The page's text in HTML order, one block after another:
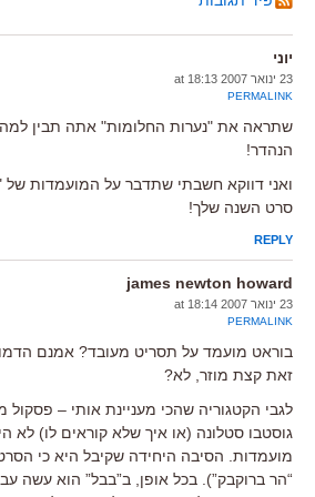
יוני
23 ינואר 2007 at 18:13
PERMALINK
שתראה את "נערות החלומות" אתה תבין
הנהדר!
ואני דווקא חשבתי שתדבר על המועמדות של
סרט השנה שלך!
REPLY
james newton howard
23 ינואר 2007 at 18:14
PERMALINK
בוראט מועמד על תסריט מעובד? אמנם
זאת קצת מוזר, לא?
לגבי הקטגוריה שהכי מעניינת אותי – פסקול
גוסטבו סטלונה (או איך שלא קוראים לו) לא
מועמדות. הסיבה היחידה שקיבל היא כי
“הר ברוקבק”). בכל אופן, ב”בבל” הוא עשה